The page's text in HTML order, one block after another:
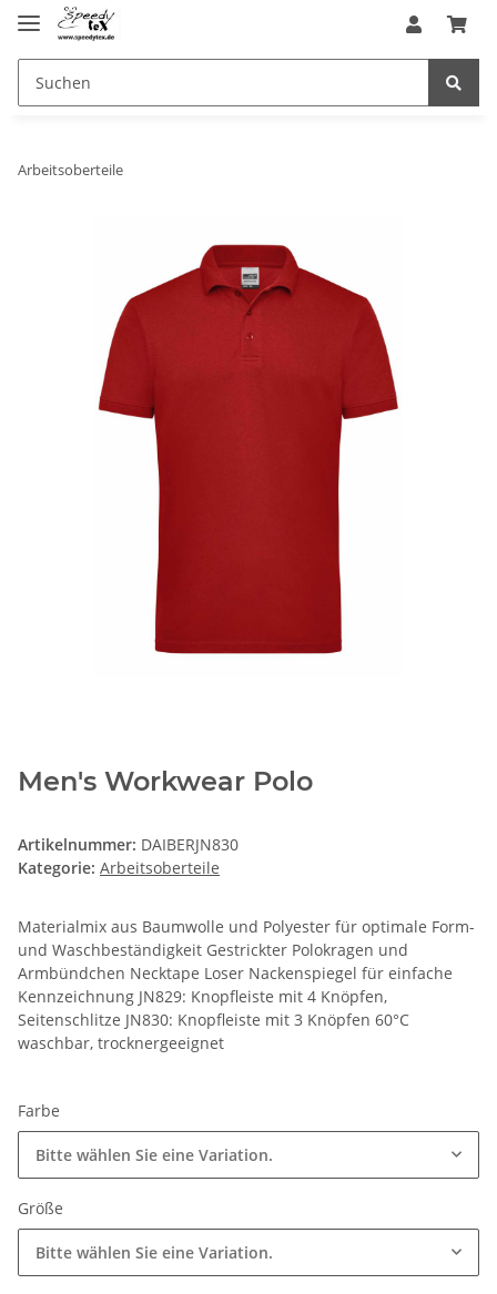
Arbeitsoberteile
Men's Workwear Polo
Artikelnummer: DAIBERJN830
Kategorie: Arbeitsoberteile
Materialmix aus Baumwolle und Polyester für optimale Form-
und Waschbeständigkeit Gestrickter Polokragen und
Armbündchen Necktape Loser Nackenspiegel für einfache
Kennzeichnung JN829: Knopfleiste mit 4 Knöpfen,
Seitenschlitze JN830: Knopfleiste mit 3 Knöpfen 60°C
waschbar, trocknergeeignet
Farbe
Bitte wählen Sie eine Variation.
Größe
Bitte wählen Sie eine Variation.